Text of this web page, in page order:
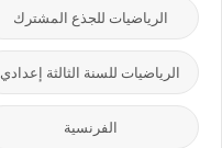
الرياضيات للجذع المشترك
الرياضيات للسنة الثالثة إعدادي
الفرنسية